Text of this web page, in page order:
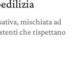
mischiata ad
che rispettano